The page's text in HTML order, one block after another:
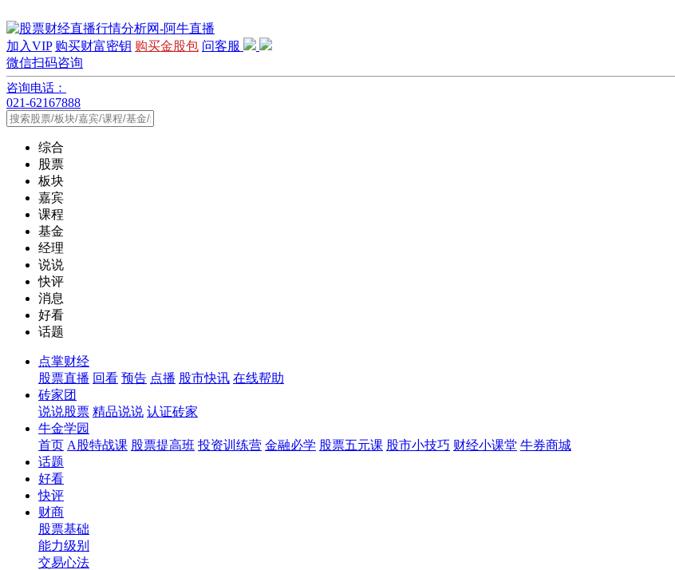
加入VIP 购买财富密钥 购买金股包 问客服
微信扫码咨询
咨询电话：
021-62167888
综合
股票
板块
嘉宾
课程
基金
经理
说说
快评
消息
好看
话题
点掌财经
股票直播 回看 预告 点播 股市快讯 在线帮助
砖家团
说说股票 精品说说 认证砖家
牛金学园
首页 A股特战课 股票提高班 投资训练营 金融必学 股票五元课 股市小技巧 财经小课堂 牛券商城
话题
好看
快评
财商
股票基础
能力级别
交易心法